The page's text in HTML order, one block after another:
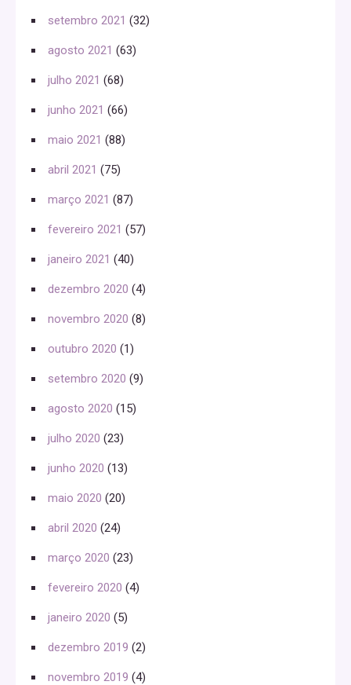
setembro 2021 (32)
agosto 2021 (63)
julho 2021 (68)
junho 2021 (66)
maio 2021 (88)
abril 2021 (75)
março 2021 (87)
fevereiro 2021 (57)
janeiro 2021 (40)
dezembro 2020 (4)
novembro 2020 (8)
outubro 2020 (1)
setembro 2020 (9)
agosto 2020 (15)
julho 2020 (23)
junho 2020 (13)
maio 2020 (20)
abril 2020 (24)
março 2020 (23)
fevereiro 2020 (4)
janeiro 2020 (5)
dezembro 2019 (2)
novembro 2019 (4)